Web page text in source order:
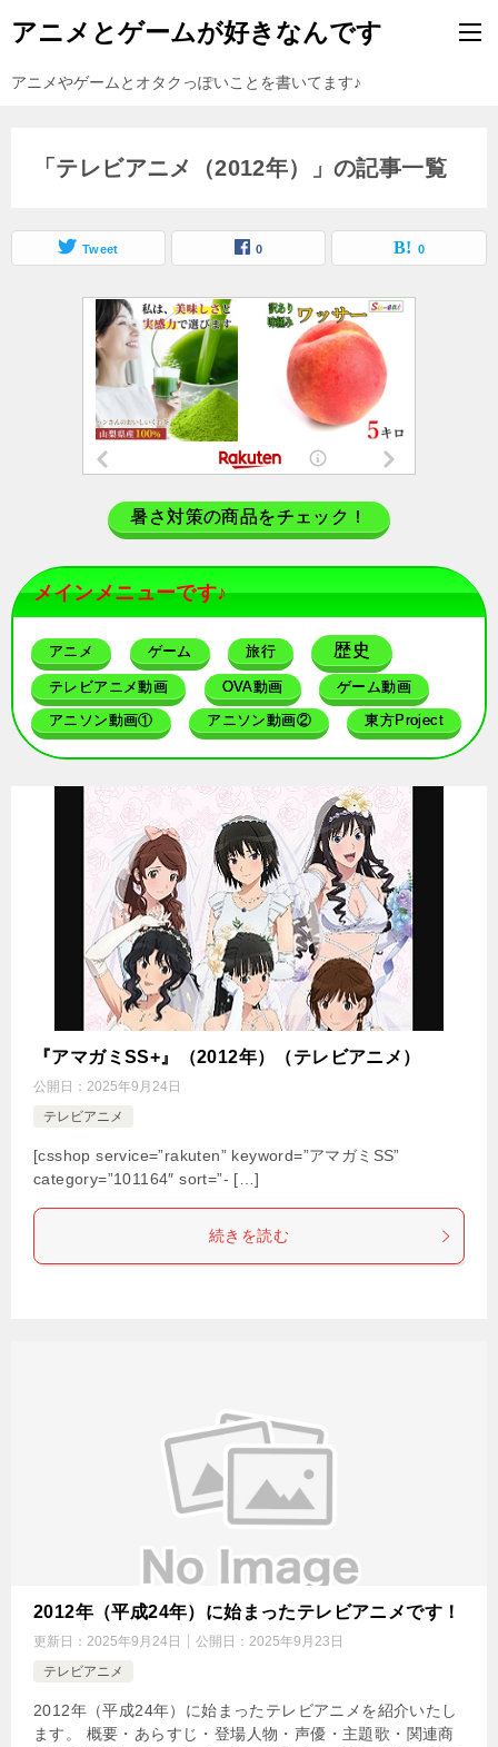
アニメとゲームが好きなんです
アニメやゲームとオタクっぽいことを書いてます♪
「テレビアニメ（2012年）」の記事一覧
Tweet 0 0
暑さ対策の商品をチェック！
メインメニューです♪
アニメ ゲーム 旅行 歴史
テレビアニメ動画 OVA動画 ゲーム動画
アニソン動画① アニソン動画② 東方Project
『アマガミSS+』（2012年）（テレビアニメ）
公開日： 2025年9月24日
テレビアニメ
[csshop service=”rakuten” keyword=”アマガミSS”
category=”101164″ sort=”- […]
続きを読む
2012年（平成24年）に始まったテレビアニメです！
更新日： 2025年9月24日 公開日： 2025年9月23日
テレビアニメ
2012年（平成24年）に始まったテレビアニメを紹介いたし
ます。 概要・あらすじ・登場人物・声優・主題歌・関連商